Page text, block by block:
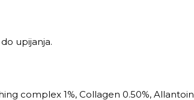
upijanja.
complex 1%, Collagen 0.50%, Allantoin